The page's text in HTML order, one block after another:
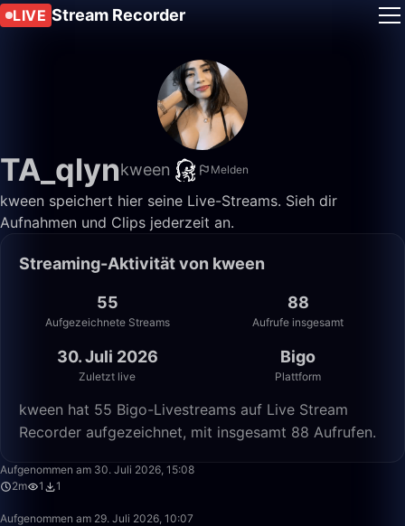
LIVE Stream Recorder
TA_qlynkween Melden
kween speichert hier seine Live-Streams. Sieh dir
Aufnahmen und Clips jederzeit an.
Streaming-Aktivität von kween
55
Aufgezeichnete Streams
88
Aufrufe insgesamt
30. Juli 2026
Zuletzt live
Bigo
Plattform
kween hat 55 Bigo-Livestreams auf Live Stream
Recorder aufgezeichnet, mit insgesamt 88 Aufrufen.
Aufgenommen am 30. Juli 2026, 15:08
2m
1 1
Aufgenommen am 29. Juli 2026, 10:07